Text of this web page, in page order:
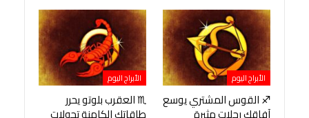
الأبراج اليوم
♐ القوس المشتري يوسع
آفاقك رحلات مثيرة
الأبراج اليوم
♏ العقرب بلوتو يحرر
طاقاتك الكامنة تحولات